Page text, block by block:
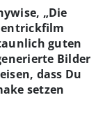
„Die
guten
Bilder
dass Du
setzen